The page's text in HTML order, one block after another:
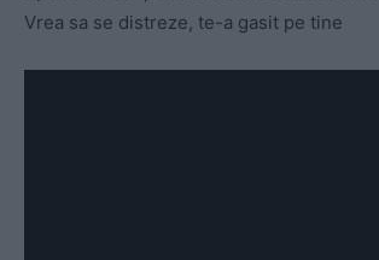
Vrea sa se distreze, te-a gasit pe tine